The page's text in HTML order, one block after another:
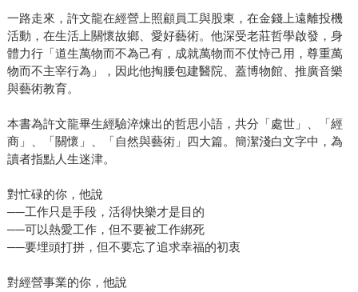
一路走來，許文龍在經營上照顧員工與股東，在金錢上遠離投機
活動，在生活上關懷故鄉、愛好藝術。他深受老莊哲學啟發，身
體力行「道生萬物而不為己有，成就萬物而不仗恃己用，尊重萬
物而不主宰行為」，因此他掏腰包建醫院、蓋博物館、推廣音樂
與藝術教育。
本書為許文龍畢生經驗淬煉出的哲思小語，共分「處世」、「經
商」、「關懷」、「自然與藝術」四大篇。簡潔淺白文字中，為
讀者指點人生迷津。
對忙碌的你，他說
──工作只是手段，活得快樂才是目的
──可以熱愛工作，但不要被工作綁死
──要埋頭打拼，但不要忘了追求幸福的初衷
對經營事業的你，他說